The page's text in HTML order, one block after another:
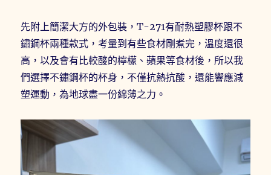
先附上簡潔大方的外包裝，T-271有耐熱塑膠杯跟不
鏽鋼杯兩種款式，考量到有些食材剛煮完，溫度還很
高，以及會有比較酸的檸檬、蘋果等食材後，所以我
們選擇不鏽鋼杯的杯身，不僅抗熱抗酸，還能響應減
塑運動，為地球盡一份綿薄之力。